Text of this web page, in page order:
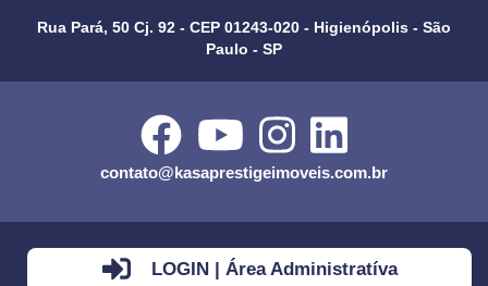
Rua Pará, 50 Cj. 92 - CEP 01243-020 - Higienópolis - São
Paulo - SP
contato@kasaprestigeimoveis.com.br
LOGIN | Área Administratíva